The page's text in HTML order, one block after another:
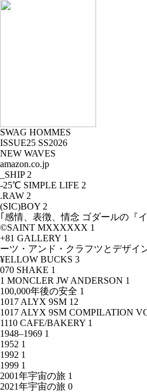
SWAG HOMMES
ISSUE25 SS2026
NEW WAVES
amazon.co.jp
_SHIP 2
-25℃ SIMPLE LIFE 2
.RAW 2
(SIC)BOY 2
｢感情、表徴、情念 ゴダールの『
©SAINT MXXXXXX 1
+81 GALLERY 1
ーツ・アンド・クラフツとデザイ
¥ELLOW BUCKS 3
070 SHAKE 1
1 MONCLER JW ANDERSON 1
100,000年後の安全 1
1017 ALYX 9SM 12
1017 ALYX 9SM COMPILATION
1110 CAFE/BAKERY 1
1948–1969 1
1952 1
1992 1
1999 1
2001年宇宙の旅 1
2021年宇宙の旅 0